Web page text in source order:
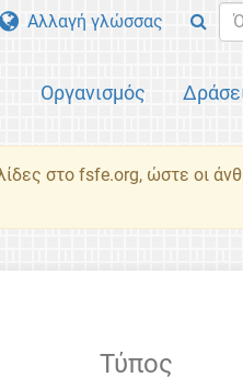
Οργανισμός
Αλλαγή γλώσσας
στο fsfe.org, ώστε οι
Τύπος